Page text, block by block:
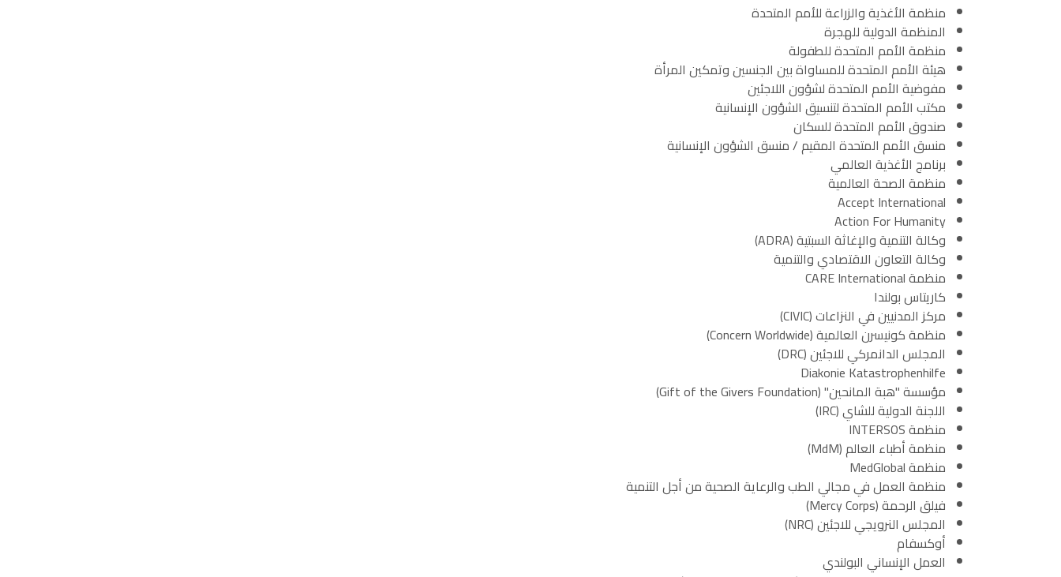
منظمة الأغذية والزراعة للأمم المتحدة
المنظمة الدولية للهجرة
منظمة الأمم المتحدة للطفولة
هيئة الأمم المتحدة للمساواة بين الجنسين وتمكين المرأة
مفوضية الأمم المتحدة لشؤون اللاجئين
مكتب الأمم المتحدة لتنسيق الشؤون الإنسانية
صندوق الأمم المتحدة للسكان
منسق الأمم المتحدة المقيم / منسق الشؤون الإنسانية
برنامج الأغذية العالمي
منظمة الصحة العالمية
Accept International
Action For Humanity
وكالة التنمية والإغاثة السبتية (ADRA)
وكالة التعاون الاقتصادي والتنمية
منظمة CARE International
كاريتاس بولندا
مركز المدنيين في النزاعات (CIVIC)
منظمة كونيسرن العالمية (Concern Worldwide)
المجلس الدانمركي للاجئين (DRC)
Diakonie Katastrophenhilfe
مؤسسة "هبة المانحين" (Gift of the Givers Foundation)
اللجنة الدولية للشاي (IRC)
منظمة INTERSOS
منظمة أطباء العالم (MdM)
منظمة MedGlobal
منظمة العمل في مجالي الطب والرعاية الصحية من أجل التنمية
فيلق الرحمة (Mercy Corps)
المجلس النرويجي للاجئين (NRC)
أوكسفام
العمل الإنساني البولندي